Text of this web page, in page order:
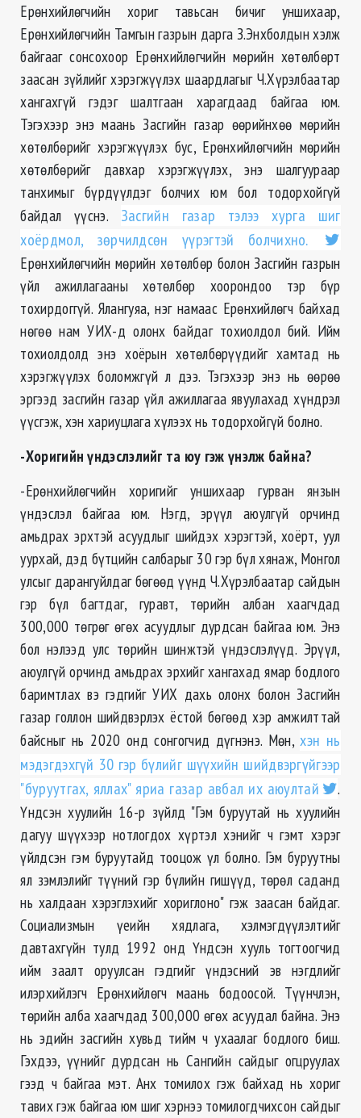
Ерөнхийлөгчийн хориг тавьсан бичиг уншихаар,
Ерөнхийлөгчийн Тамгын газрын дарга З.Энхболдын хэлж
байгааг сонсохоор Ерөнхийлөгчийн мөрийн хөтөлбөрт
заасан зүйлийг хэрэгжүүлэх шаардлагыг Ч.Хүрэлбаатар
хангахгүй гэдэг шалтгаан харагдаад байгаа юм.
Тэгэхээр энэ маань Засгийн газар өөрийнхөө мөрийн
хөтөлбөрийг хэрэгжүүлэх бус, Ерөнхийлөгчийн мөрийн
хөтөлбөрийг давхар хэрэгжүүлэх, энэ шалгуураар
танхимыг бүрдүүлдэг болчих юм бол тодорхойгүй
байдал үүснэ. Засгийн газар тэлээ хурга шиг
хоёрдмол, зөрчилдсөн үүрэгтэй болчихно.
Ерөнхийлөгчийн мөрийн хөтөлбөр болон Засгийн газрын
үйл ажиллагааны хөтөлбөр хоорондоо тэр бүр
тохирдоггүй. Ялангуяа, нэг намаас Ерөнхийлөгч байхад
нөгөө нам УИХ-д олонх байдаг тохиолдол бий. Ийм
тохиолдолд энэ хоёрын хөтөлбөрүүдийг хамтад нь
хэрэгжүүлэх боломжгүй л дээ. Тэгэхээр энэ нь өөрөө
эргээд засгийн газар үйл ажиллагаа явуулахад хүндрэл
үүсгэж, хэн хариуцлага хүлээх нь тодорхойгүй болно.
-Хоригийн үндэслэлийг та юу гэж үнэлж байна?
-Ерөнхийлөгчийн хоригийг уншихаар гурван янзын
үндэслэл байгаа юм. Нэгд, эрүүл аюулгүй орчинд
амьдрах эрхтэй асуудлыг шийдэх хэрэгтэй, хоёрт, уул
уурхай, дэд бүтцийн салбарыг 30 гэр бүл хянаж, Монгол
улсыг дарангуйлдаг бөгөөд үүнд Ч.Хүрэлбаатар сайдын
гэр бүл багтдаг, гуравт, төрийн албан хаагчдад
300,000 төгрөг өгөх асуудлыг дурдсан байгаа юм. Энэ
бол нэлээд улс төрийн шинжтэй үндэслэлүүд. Эрүүл,
аюулгүй орчинд амьдрах эрхийг хангахад ямар бодлого
баримтлах вэ гэдгийг УИХ дахь олонх болон Засгийн
газар голлон шийдвэрлэх ёстой бөгөөд хэр амжилттай
байсныг нь 2020 онд сонгогчид дүгнэнэ. Мөн,хэн нь
мэдэгдэхгүй 30 гэр бүлийг шүүхийн шийдвэргүйгээр
"буруутгах, яллах" яриа газар авбал их аюултай
.
Үндсэн хуулийн 16-р зүйлд "Гэм буруутай нь хуулийн
дагуу шүүхээр нотлогдох хүртэл хэнийг ч гэмт хэрэг
үйлдсэн гэм буруутайд тооцож үл болно. Гэм буруутны
ял зэмлэлийг түүний гэр бүлийн гишүүд, төрөл саданд
нь халдаан хэрэглэхийг хориглоно" гэж заасан байдаг.
Социализмын үeийн хядлага, хэлмэгдүүлэлтийг
давтахгүйн тулд 1992 онд Үндсэн хууль тогтоогчид
ийм заалт оруулсан гэдгийг үндэсний эв нэгдлийг
илэрхийлэгч Ерөнхийлөгч маань бодоосой. Түүнчлэн,
төрийн алба хаагчдад 300,000 өгөх асуудал байна. Энэ
нь эдийн засгийн хувьд тийм ч ухаалаг бодлого биш.
Гэхдээ, үүнийг дурдсан нь Сангийн сайдыг огцруулах
гээд ч байгаа мэт. Анх томилох гэж байхад нь хориг
тавих гэж байгаа юм шиг хэрнээ томилогдчихсон сайдыг